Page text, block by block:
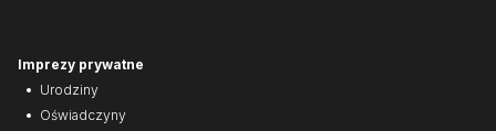
Imprezy prywatne
Urodziny
Oświadczyny